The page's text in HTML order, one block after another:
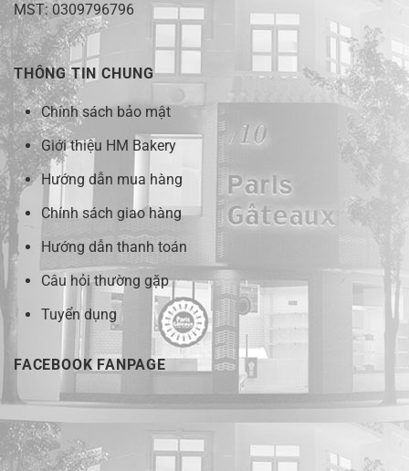
MST: 0309796796
THÔNG TIN CHUNG
Chính sách bảo mật
Giới thiệu HM Bakery
Hướng dẫn mua hàng
Chính sách giao hàng
Hướng dẫn thanh toán
Câu hỏi thường gặp
Tuyển dụng
FACEBOOK FANPAGE